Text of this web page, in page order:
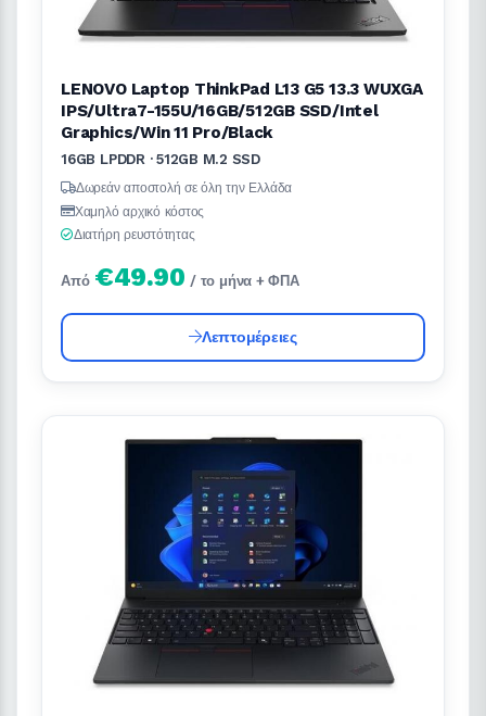
LENOVO Laptop ThinkPad L13 G5 13.3 WUXGA
IPS/Ultra7-155U/16GB/512GB SSD/Intel
Graphics/Win 11 Pro/Black
16GB LPDDR · 512GB M.2 SSD
Δωρεάν αποστολή σε όλη την Ελλάδα
Χαμηλό αρχικό κόστος
Διατήρη ρευστότητας
Από €49.90 / το μήνα + ΦΠΑ
Λεπτομέρειες